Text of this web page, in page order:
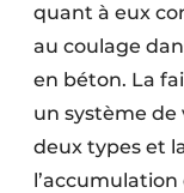
quant à eux
au coulage
en béton. La
un système de
deux types et